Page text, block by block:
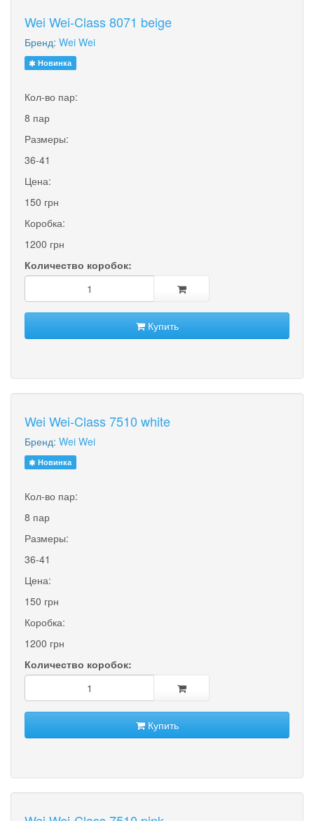
Wei Wei-Class 8071 beige
Бренд: Wei Wei
Новинка
Кол-во пар:
8 пар
Размеры:
36-41
Цена:
150 грн
Коробка:
1200 грн
Количество коробок:
Купить
Wei Wei-Class 7510 white
Бренд: Wei Wei
Новинка
Кол-во пар:
8 пар
Размеры:
36-41
Цена:
150 грн
Коробка:
1200 грн
Количество коробок:
Купить